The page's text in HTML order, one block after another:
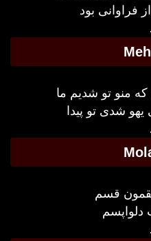
فراوانی بود
منو تو شدیم ما
شدی تو پیدا
قسم